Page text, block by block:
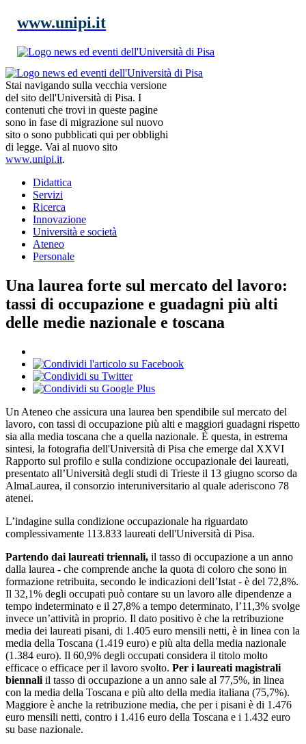
www.unipi.it
Stai navigando sulla vecchia versione
del sito dell'Università di Pisa. I
contenuti che trovi in queste pagine
sono in fase di migrazione sul nuovo
sito o sono pubblicati qui per obblighi
di legge. Vai al nuovo sito
www.unipi.it.
Didattica
Servizi
Ricerca
Innovazione
Università e società
Ateneo
Personale
Una laurea forte sul mercato del lavoro:
tassi di occupazione e guadagni più alti
delle medie nazionale e toscana
Un Ateneo che assicura una laurea ben spendibile sul mercato del
lavoro, con tassi di occupazione più alti e maggiori guadagni rispetto
sia alla media toscana che a quella nazionale. È questa, in estrema
sintesi, la fotografia dell'Università di Pisa che emerge dal XXVI
Rapporto sul profilo e sulla condizione occupazionale dei laureati,
presentato all’Università degli studi di Trieste il 13 giugno scorso da
AlmaLaurea, il consorzio interuniversitario al quale aderiscono 78
atenei.
L’indagine sulla condizione occupazionale ha riguardato
complessivamente 113.833 laureati dell'Università di Pisa.
Partendo dai laureati triennali, il tasso di occupazione a un anno
dalla laurea - che comprende anche la quota di coloro che sono in
formazione retribuita, secondo le indicazioni dell’Istat - è del 72,8%.
Il 32,1% degli occupati può contare su un lavoro alle dipendenze a
tempo indeterminato e il 27,8% a tempo determinato, l’11,3% svolge
invece un’attività in proprio. Il dato positivo è che la retribuzione
media dei laureati pisani, di 1.405 euro mensili netti, è in linea con la
media della Toscana (1.419 euro) e più alta della media nazionale
(1.384 euro). Il 60,9% degli occupati considera il titolo molto
efficace o efficace per il lavoro svolto. Per i laureati magistrali
biennali il tasso di occupazione a un anno sale al 77,5%, in linea
con la media della Toscana e più alto della media italiana (75,7%).
Maggiore è anche la retribuzione media, che per i pisani è di 1.476
euro mensili netti, contro i 1.416 euro della Toscana e i 1.432 euro
su base nazionale.